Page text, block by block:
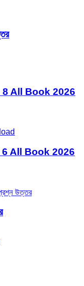
8 All Book 2026
6 All Book 2026